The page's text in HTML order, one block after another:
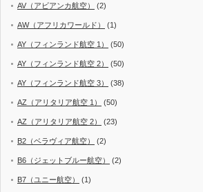
AV（アビアンカ航空） (2)
AW（アフリカワールド） (1)
AY（フィンランド航空 1） (50)
AY（フィンランド航空 2） (50)
AY（フィンランド航空 3） (38)
AZ（アリタリア航空 1） (50)
AZ（アリタリア航空 2） (23)
B2（ベラヴィア航空） (2)
B6（ジェットブルー航空） (2)
B7（ユニー航空） (1)